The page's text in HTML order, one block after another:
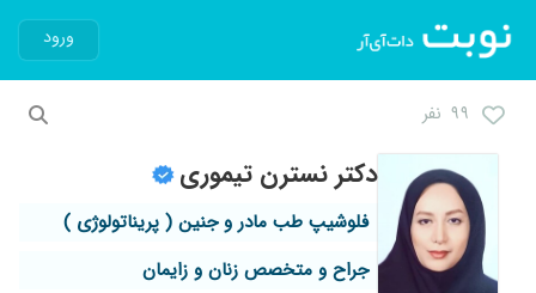
ورود
۹۹ نفر
دکتر نسترن تیموری
فلوشیپ طب مادر و جنین ( پریناتولوژی )
جراح و متخصص زنان و زایمان